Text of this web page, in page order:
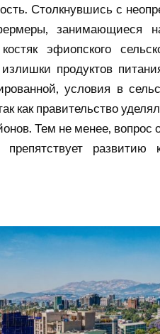
Столкнувшись с
занимающиеся
эфиопского
продуктов
условия в
как правительство
Тем не менее, вопрос
развитию